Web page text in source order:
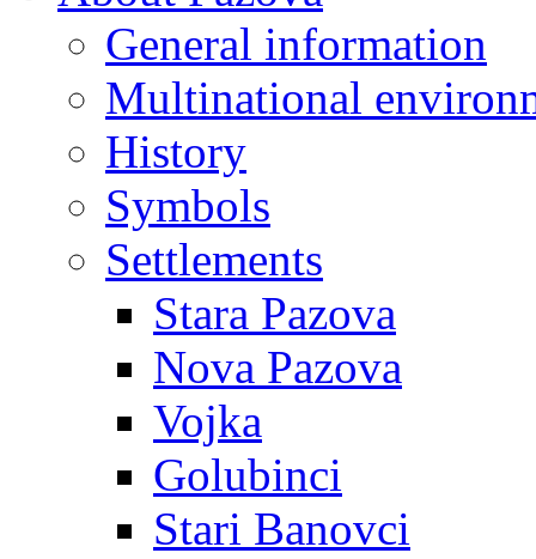
General information
Multinational
History
Symbols
Settlements
Stara Pazova
Nova Pazova
Vojka
Golubinci
Stari Banovci